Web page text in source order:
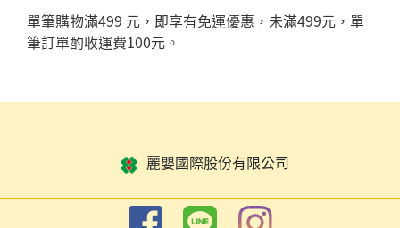
單筆購物滿499 元，即享有免運優惠，未滿499元，單
筆訂單酌收運費100元。
麗嬰國際股份有限公司